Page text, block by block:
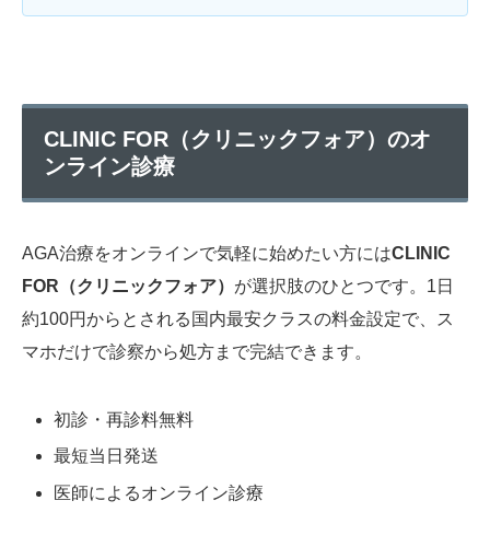
CLINIC FOR（クリニックフォア）のオ
ンライン診療
AGA治療をオンラインで気軽に始めたい方にはCLINIC
FOR（クリニックフォア） が選択肢のひとつです。1日
約100円からとされる国内最安クラスの料金設定で、ス
マホだけで診察から処方まで完結できます。
初診・再診料無料
最短当日発送
医師によるオンライン診療